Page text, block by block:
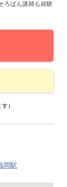
ろばん講師も経験
）
岡駅